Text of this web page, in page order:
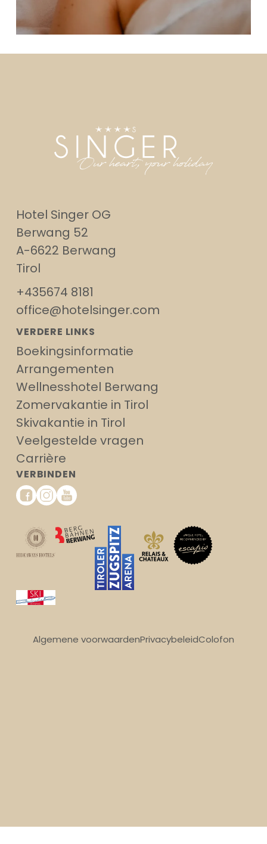
Hotel Singer OG
Berwang 52
A-6622 Berwang
Tirol
+435674 8181
office@hotelsinger.com
VERDERE LINKS
Boekingsinformatie
Arrangementen
Wellnesshotel Berwang
Zomervakantie in Tirol
Skivakantie in Tirol
Veelgestelde vragen
Carrière
VERBINDEN
Algemene voorwaardenPrivacybeleidColofon